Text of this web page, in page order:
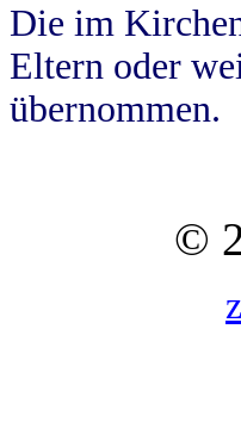
Die im
Eltern oder
übernommen.
©